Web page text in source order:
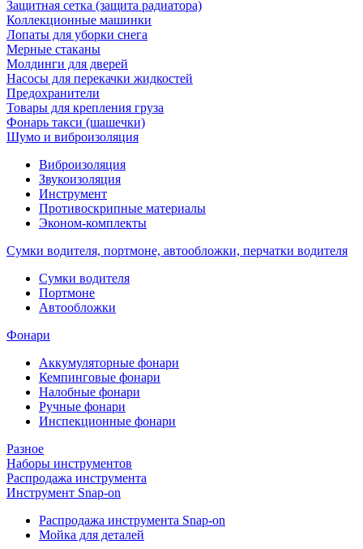
Защитная сетка (защита радиатора)
Коллекционные машинки
Лопаты для уборки снега
Мерные стаканы
Молдинги для дверей
Насосы для перекачки жидкостей
Предохранители
Товары для крепления груза
Фонарь такси (шашечки)
Шумо и виброизоляция
Виброизоляция
Звукоизоляция
Инструмент
Противоскрипные материалы
Эконом-комплекты
Сумки водителя, портмоне, автообложки, перчатки водителя
Cумки водителя
Портмоне
Автообложки
Фонари
Аккумуляторные фонари
Кемпинговые фонари
Налобные фонари
Ручные фонари
Инспекционные фонари
Разное
Наборы инструментов
Распродажа инструмента
Инструмент Snap-on
Распродажа инструмента Snap-on
Мойка для деталей